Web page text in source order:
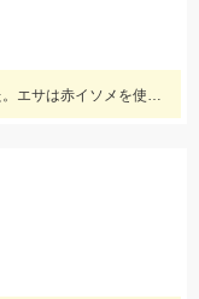
朝方アタリが多く、投点は2～3色でした。エサは赤イソメを使用。